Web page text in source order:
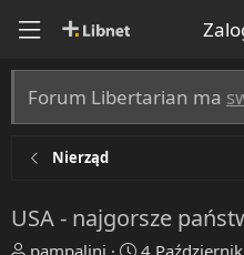
Forum Libertarian ma
Nierząd
USA - najgorsze
T
pampalini
R
4